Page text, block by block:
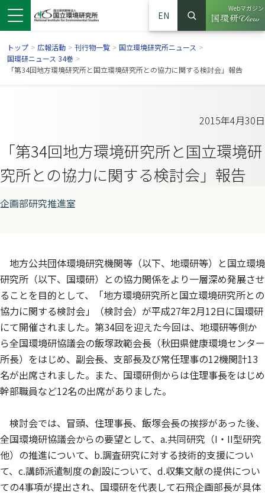
ドウで開きます）
ンドウで開きます）
ウインドウで開きます）
EN
サイト内検索
検索
Webマガジン
（別ウイ
トップ > 広報活動 > 刊行物一覧 > 国立環境研究所ニュース >
国環研ニュース 34巻 >
「第34回地方環境研究所と国立環境研究所との協力に関する検討会」報告
2015年4月30日
「第34回地方環境研究所と国立環境研
究所との協力に関する検討会」報告
企画部研究推進室
地方公共団体環境研究機関等（以下、地環研等）と国立環境
研究所（以下、国環研）との協力関係をより一層深め発展させ
ることを目的として、「地方環境研究所と国立環境研究所との
協力に関する検討会」（検討会）が平成27年2月12日に国環研
にて開催されました。第34回を迎えた今回は、地環研等側か
ら全国環境研協議会の飯塚政範会長（秋田県健康環境センター
所長）をはじめ、副会長、支部長及び常任理事の12機関計13
名が出席されました。また、国環研側からは住理事長をはじめ
幹部職員など12名の出席がありました。
検討会では、冒頭、住理事長、飯塚会長の挨拶があった後、
全国環境研協議会からの要望として、a.共同研究（I・II型研究
他）の推進について、b.調査研究に対する技術的支援につい
て、c.講師派遣制度の創設について、d.収集文献の提供につい
ての4事項が提出され、国環研を代表して石飛企画部長が具体